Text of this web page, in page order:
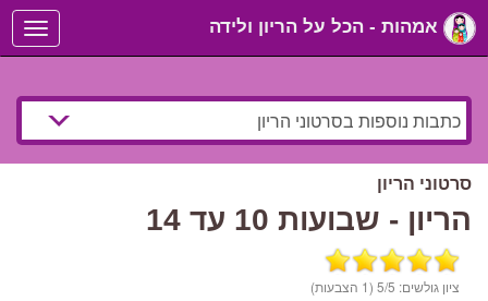
Toggle
navigation
סרטוני הריון
הריון - שבועות 10 עד 14
ציון גולשים: 5/5 (1 הצבעות)